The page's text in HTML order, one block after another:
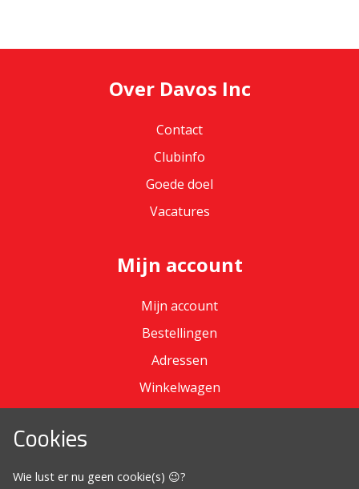
Cookies
Wie lust er nu geen cookie(s) 😉?
Over Davos Inc
Contact
Clubinfo
Goede doel
Vacatures
Mijn account
Mijn account
Bestellingen
Adressen
Winkelwagen
Algemene voorwaarden